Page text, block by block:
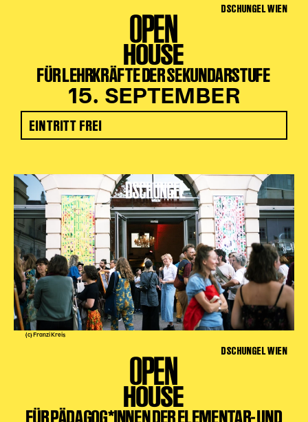
DSCHUNGEL WIEN
OPEN
HOUSE
FÜR LEHRKRÄFTE DER SEKUNDARSTUFE
15. SEPTEMBER
EINTRITT FREI
(c) Franzi Kreis
DSCHUNGEL WIEN
OPEN
HOUSE
FÜR PÄDAGOG*INNEN DER ELEMENTAR- UND